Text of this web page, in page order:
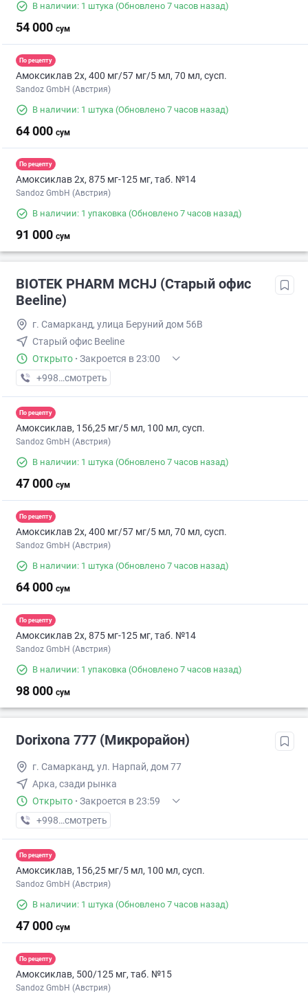
В наличии: 1 штука (Обновлено 7 часов назад)
54 000 сум
По рецепту
Амоксиклав 2х, 400 мг/57 мг/5 мл, 70 мл, сусп.
Sandoz GmbH (Австрия)
В наличии: 1 штука (Обновлено 7 часов назад)
64 000 сум
По рецепту
Амоксиклав 2х, 875 мг-125 мг, таб. №14
Sandoz GmbH (Австрия)
В наличии: 1 упаковка (Обновлено 7 часов назад)
91 000 сум
BIOTEK PHARM MCHJ (Старый офис
Beeline)
г. Самарканд, улица Беруний дом 56В
Старый офис Beeline
Открыто · Закроется в 23:00
+998 (90) XXX-XX-XX
смотреть
По рецепту
Амоксиклав, 156,25 мг/5 мл, 100 мл, сусп.
Sandoz GmbH (Австрия)
В наличии: 1 штука (Обновлено 7 часов назад)
47 000 сум
По рецепту
Амоксиклав 2х, 400 мг/57 мг/5 мл, 70 мл, сусп.
Sandoz GmbH (Австрия)
В наличии: 1 штука (Обновлено 7 часов назад)
64 000 сум
По рецепту
Амоксиклав 2х, 875 мг-125 мг, таб. №14
Sandoz GmbH (Австрия)
В наличии: 1 упаковка (Обновлено 7 часов назад)
98 000 сум
Dorixona 777 (Микрорайон)
г. Самарканд, ул. Нарпай, дом 77
Арка, сзади рынка
Открыто · Закроется в 23:59
+998 (90) XXX-XX-XX
смотреть
По рецепту
Амоксиклав, 156,25 мг/5 мл, 100 мл, сусп.
Sandoz GmbH (Австрия)
В наличии: 1 штука (Обновлено 7 часов назад)
47 000 сум
По рецепту
Амоксиклав, 500/125 мг, таб. №15
Sandoz GmbH (Австрия)